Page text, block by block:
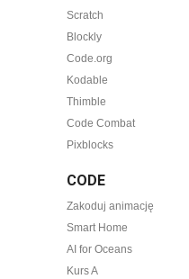
Scratch
Blockly
Code.org
Kodable
Thimble
Code Combat
Pixblocks
CODE
Zakoduj animację
Smart Home
AI for Oceans
Kurs A